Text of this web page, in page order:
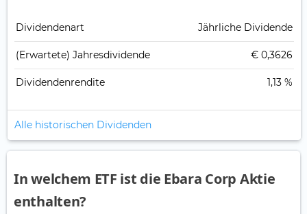
Dividendenart Jährliche Dividende
(Erwartete) Jahresdividende € 0,3626
Dividendenrendite 1,13 %
Alle historischen Dividenden
In welchem ETF ist die Ebara Corp Aktie
enthalten?